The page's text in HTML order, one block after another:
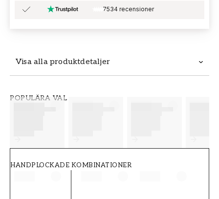
Visa alla produktdetaljer
POPULÄRA VAL
HANDPLOCKADE KOMBINATIONER
7534 recensioner